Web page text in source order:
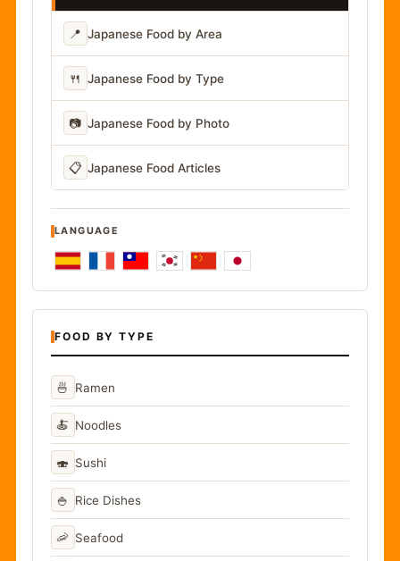
📍 Japanese Food by Area
🍴 Japanese Food by Type
📷 Japanese Food by Photo
📋 Japanese Food Articles
LANGUAGE
FOOD BY TYPE
🍜 Ramen
🍝 Noodles
🍣 Sushi
🍚 Rice Dishes
🦐 Seafood